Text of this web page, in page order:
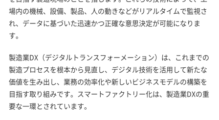
場内の機械、設備、製品、人の動きなどがリアルタイムで監視さ
れ、データに基づいた迅速かつ正確な意思決定が可能になりま
す。
製造業DX（デジタルトランスフォーメーション）は、これまでの
製造プロセスを根本から見直し、デジタル技術を活用して新たな
価値を生み出し、業務の効率化や新しいビジネスモデルの構築を
目指す取り組みです。スマートファクトリー化は、製造業DXの重
要な一環とされています。